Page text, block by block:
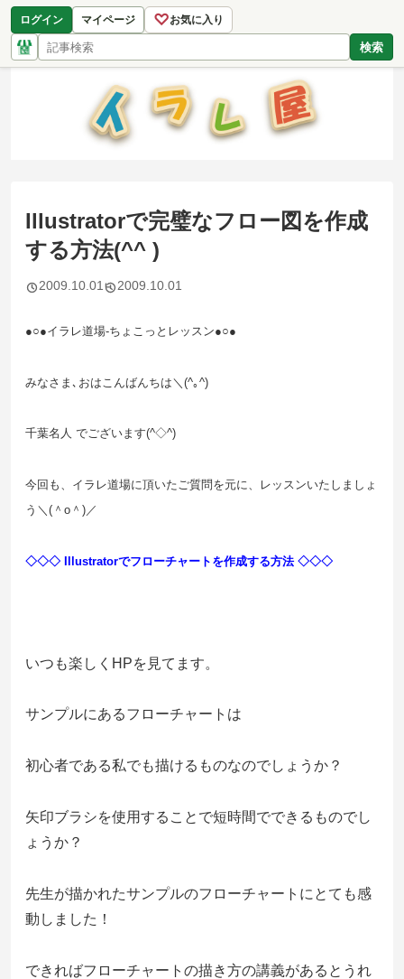
ログイン マイページ ♡お気に入り
検索
Illustratorで完璧なフロー図を作成
する方法(^^ )
2009.10.01 2009.10.01
●○●イラレ道場-ちょこっとレッスン●○●
みなさま､おはこんばんちは＼(^｡^)
千葉名人 でございます(^◇^)
今回も、イラレ道場に頂いたご質問を元に、レッスンいたしましょ
う＼(＾o＾)／
◇◇◇ Illustratorでフローチャートを作成する方法◇◇◇
いつも楽しくHPを見てます。
サンプルにあるフローチャートは
初心者である私でも描けるものなのでしょうか？
矢印ブラシを使用することで短時間でできるものでし
ょうか？
先生が描かれたサンプルのフローチャートにとても感
動しました！
できればフローチャートの描き方の講義があるとうれ